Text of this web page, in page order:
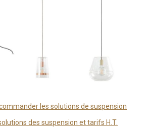
les solutions de suspension
des suspension et tarifs H.T.